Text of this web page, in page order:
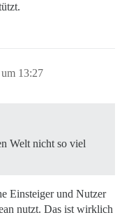
13:27
Welt nicht so viel
Einsteiger und Nutzer
nutzt. Das ist wirklich